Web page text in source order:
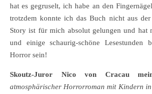
hat es gegruselt, ich habe an den
trotzdem konnte ich das Buch nicht aus
Story ist für mich absolut gelungen und hat
und einige schaurig-schöne Lesestunden
Horror sein!
Skoutz-Juror Nico von Cracau
atmosphärischer Horrorroman mit Kindern